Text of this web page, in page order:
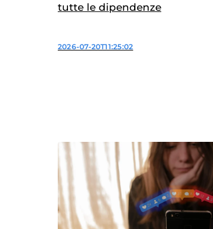
tutte le dipendenze
2026-07-20T11:25:02